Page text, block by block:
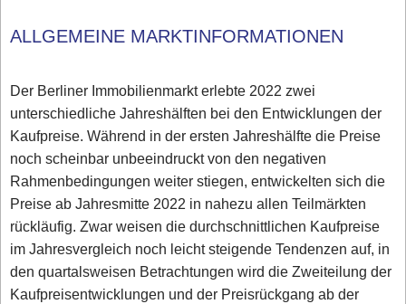
ALLGEMEINE MARKTINFORMATIONEN
Der Berliner Immobilienmarkt erlebte 2022 zwei
unterschiedliche Jahreshälften bei den Entwicklungen der
Kaufpreise. Während in der ersten Jahreshälfte die Preise
noch scheinbar unbeeindruckt von den negativen
Rahmenbedingungen weiter stiegen, entwickelten sich die
Preise ab Jahresmitte 2022 in nahezu allen Teilmärkten
rückläufig. Zwar weisen die durchschnittlichen Kaufpreise
im Jahresvergleich noch leicht steigende Tendenzen auf, in
den quartalsweisen Betrachtungen wird die Zweiteilung der
Kaufpreisentwicklungen und der Preisrückgang ab der